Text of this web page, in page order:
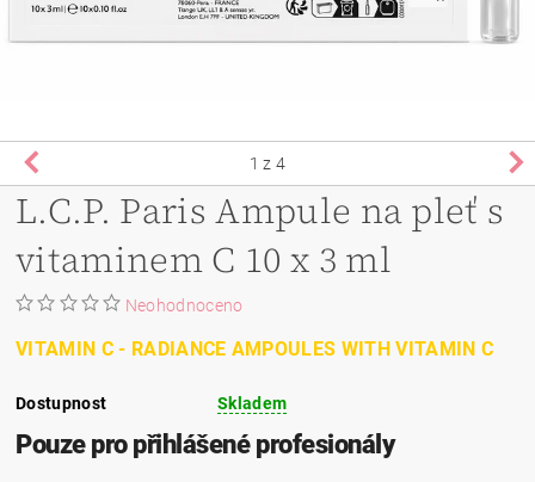
1 z 4
L.C.P. Paris Ampule na pleť s
vitaminem C 10 x 3 ml
Neohodnoceno
VITAMIN C - RADIANCE AMPOULES WITH VITAMIN C
Dostupnost Skladem
Pouze pro přihlášené profesionály